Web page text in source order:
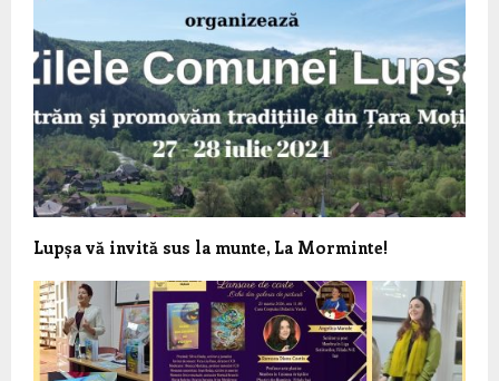
Lupșa vă invită sus la munte, La Morminte!